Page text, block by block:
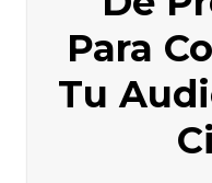
Para
Tu